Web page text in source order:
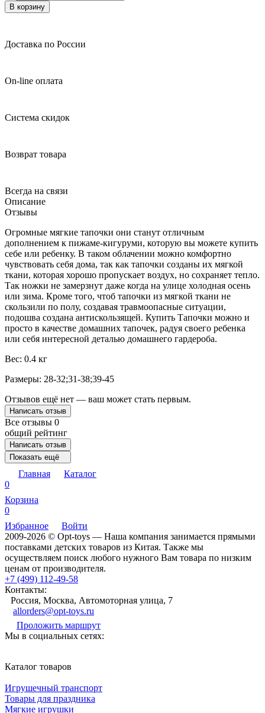
В корзину
Доставка по России
On-line оплата
Система скидок
Возврат товара
Всегда на связи
Описание
Отзывы
Огромные мягкие тапочки они станут отличным
дополнением к пижаме-кигуруми, которую вы можете купить
себе или ребенку. В таком облачении можно комфортно
чувствовать себя дома, так как тапочки созданы их мягкой
ткани, которая хорошо пропускает воздух, но сохраняет тепло.
Так ножки не замерзнут даже когда на улице холодная осень
или зима. Кроме того, чтоб тапочки из мягкой ткани не
скользили по полу, создавая травмоопасные ситуации,
подошва создана антискользящей. Купить Тапочки можно и
просто в качестве домашних тапочек, радуя своего ребенка
или себя интересной деталью домашнего гардероба.
Вес: 0.4 кг
Размеры: 28-32;31-38;39-45
Отзывов ещё нет — ваш может стать первым.
Написать отзыв
Все отзывы 0
общий рейтинг
Написать отзыв
Показать ещё
Главная
Каталог
0
Корзина
0
Избранное
Войти
2009-2026 © Opt-toys — Наша компания занимается прямыми
поставками детских товаров из Китая. Также мы
осуществляем поиск любого нужного Вам товара по низким
ценам от производителя.
+7 (499) 112-49-58
Контакты:
Россия, Москва, Автомоторная улица, 7
allorders@opt-toys.ru
Проложить маршрут
Мы в социальных сетях:
Каталог товаров
Игрушечный транспорт
Товары для праздника
Мягкие игрушки